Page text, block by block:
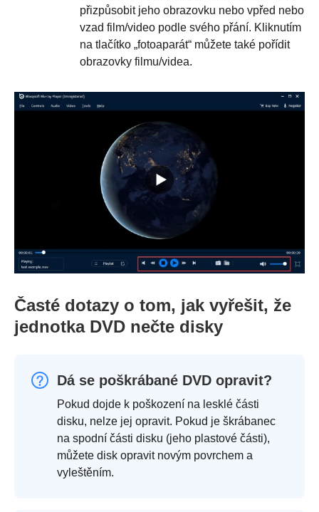
přizpůsobit jeho obrazovku nebo vpřed nebo
vzad film/video podle svého přání. Kliknutím
na tlačítko „fotoaparát“ můžete také pořídit
obrazovky filmu/videa.
Časté dotazy o tom, jak vyřešit, že
jednotka DVD nečte disky
Dá se poškrábané DVD opravit?
Pokud dojde k poškození na lesklé části
disku, nelze jej opravit. Pokud je škrábanec
na spodní části disku (jeho plastové části),
můžete disk opravit novým povrchem a
vyleštěním.